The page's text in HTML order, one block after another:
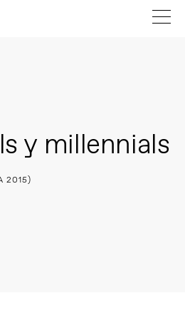
y millennials
2015)